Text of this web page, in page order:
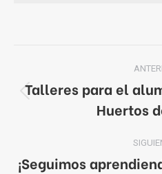
Navegación
entre
Talleres para el
Huertos
¡Seguimos